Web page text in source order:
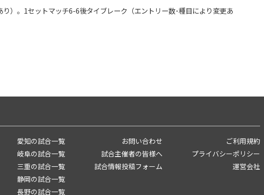
）。1セットマッチ6-6後タイブレーク（エントリー数･種目により変更あ
愛知の試合一覧
岐阜の試合一覧
三重の試合一覧
静岡の試合一覧
長野の試合一覧
お問い合わせ
試合主催者の皆様へ
試合情報投稿フォーム
ご利用規約
プライバシーポリシー
運営会社